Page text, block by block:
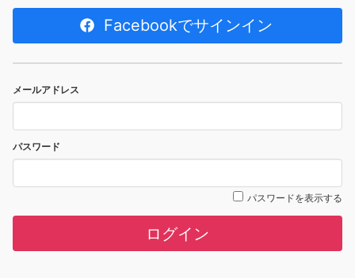
Facebookでサインイン
メールアドレス
パスワード
パスワードを表示する
ログイン